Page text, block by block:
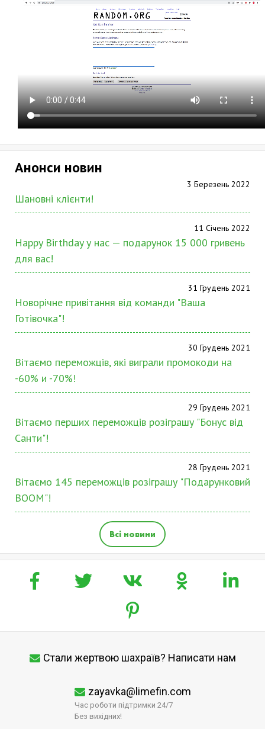
Анонси новин
3 Березень 2022
Шановні клієнти!
11 Січень 2022
Happy Birthday у нас — подарунок 15 000 гривень
для вас!
31 Грудень 2021
Новорічне привітання від команди "Ваша
Готівочка"!
30 Грудень 2021
Вітаємо переможців, які виграли промокоди на
-60% и -70%!
29 Грудень 2021
Вітаємо перших переможців розіграшу "Бонус від
Санти"!
28 Грудень 2021
Вітаємо 145 переможців розіграшу "Подарунковий
BOOM"!
Всі новини
Стали жертвою шахраїв? Написати нам
zayavka@limefin.com
Час роботи підтримки 24/7
Без вихідних!